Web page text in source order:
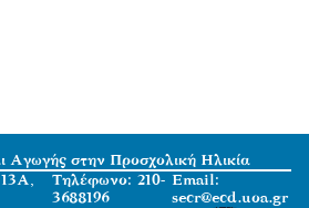
Αγωγής στην Προσχολική Ηλικία
Τηλέφωνο: 210-
3688196
Email:
secr@ecd.uoa.gr